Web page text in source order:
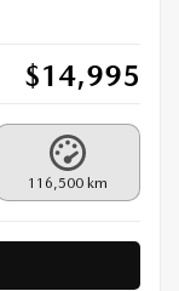
$14,995
116,500 km